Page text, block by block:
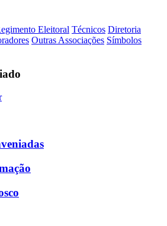
Eleitoral Técnicos Diretoria
Outras Associações Símbolos